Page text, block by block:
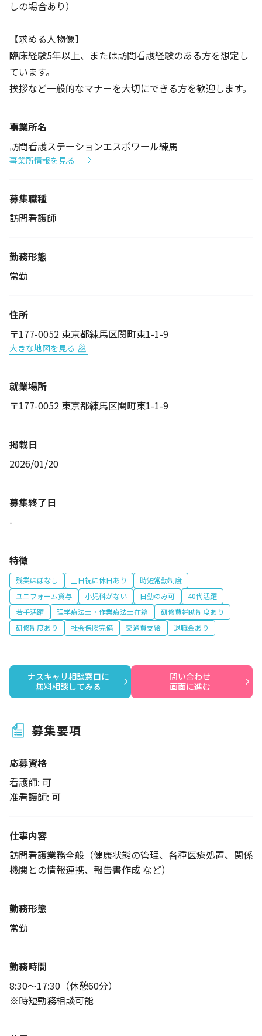
しの場合あり）
【求める人物像】
臨床経験5年以上、または訪問看護経験のある方を想定し
ています。
挨拶など一般的なマナーを大切にできる方を歓迎します。
事業所名
訪問看護ステーションエスポワール練馬
事業所情報を見る
募集職種
訪問看護師
勤務形態
常勤
住所
〒177-0052 東京都練馬区関町東1-1-9
大きな地図を見る
就業場所
〒177-0052 東京都練馬区関町東1-1-9
掲載日
2026/01/20
募集終了日
-
特徴
残業ほぼなし 土日祝に休日あり
時短常勤制度
ユニフォーム貸与
小児科がない 日勤のみ可
40代活躍
若手活躍
理学療法士・作業療法士在籍
研修費補助制度あり
研修制度あり
社会保険完備 交通費支給 退職金あり
ナスキャリ相談窓口に
無料相談してみる
問い合わせ
画面に進む
募集要項
応募資格
看護師: 可
准看護師: 可
仕事内容
訪問看護業務全般（健康状態の管理、各種医療処置、関係
機関との情報連携、報告書作成 など）
勤務形態
常勤
勤務時間
8:30～17:30（休憩60分）
※時短勤務相談可能